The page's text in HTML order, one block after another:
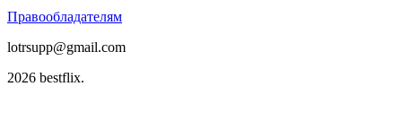
Правообладателям
lotrsupp@gmail.com
2026 bestflix.